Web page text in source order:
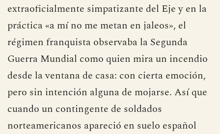
extraoficialmente simpatizante del Eje y en la
práctica «a mí no me metan en jaleos», el
régimen franquista observaba la Segunda
Guerra Mundial como quien mira un incendio
desde la ventana de casa: con cierta emoción,
pero sin intención alguna de mojarse. Así que
cuando un contingente de soldados
norteamericanos apareció en suelo español